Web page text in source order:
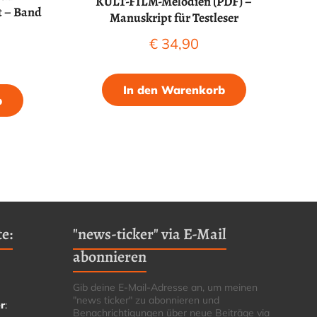
– Band
Manuskript für Testleser
€34,90
In den Warenkorb
:
"news-ticker" via E-Mail
abonnieren
Gib deine E-Mail-Adresse an, um meinen
"news ticker" zu abonnieren und
Benachrichtigungen über neue Beiträge via